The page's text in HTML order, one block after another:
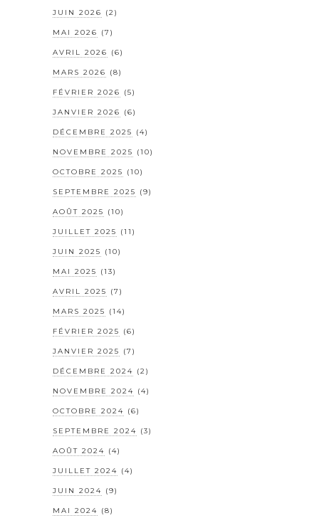
JUIN 2026 (2)
MAI 2026 (7)
AVRIL 2026 (6)
MARS 2026 (8)
FÉVRIER 2026 (5)
JANVIER 2026 (6)
DÉCEMBRE 2025 (4)
NOVEMBRE 2025 (10)
OCTOBRE 2025 (10)
SEPTEMBRE 2025 (9)
AOÛT 2025 (10)
JUILLET 2025 (11)
JUIN 2025 (10)
MAI 2025 (13)
AVRIL 2025 (7)
MARS 2025 (14)
FÉVRIER 2025 (6)
JANVIER 2025 (7)
DÉCEMBRE 2024 (2)
NOVEMBRE 2024 (4)
OCTOBRE 2024 (6)
SEPTEMBRE 2024 (3)
AOÛT 2024 (4)
JUILLET 2024 (4)
JUIN 2024 (9)
MAI 2024 (8)